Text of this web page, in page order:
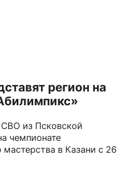
регион на
СВО из Псковской
чемпионате
мастерства в Казани с 26